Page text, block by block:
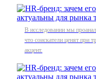
В исследовании мы
что соискатели ценят при
акцент.